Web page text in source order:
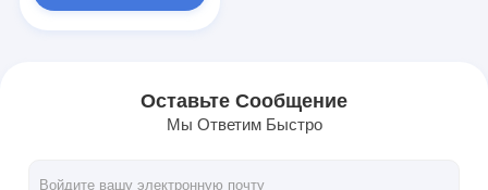
Оставьте Сообщение
Мы Ответим Быстро